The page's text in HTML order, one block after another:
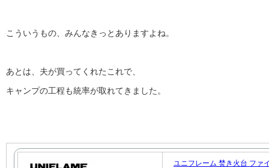
こういうもの、みんなきっとありますよね。
あとは、夫が買ってくれたこれで、
キャンプの工程も統率が取れてきました。
ユニフレーム 焚き火台 ファ